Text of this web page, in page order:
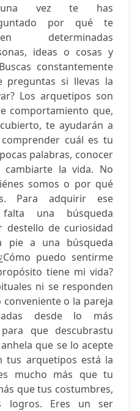
vez te has
por qué te
determinadas
ideas o cosas y
constantemente
preguntas si llevas la
Los arquetipos son
comportamiento que,
te ayudarán a
cuál es tu
palabras, conocer
la vida. No
somos o por qué
Para adquirir ese
una búsqueda
destello de curiosidad
pie a una búsqueda
puedo sentirme
tiene mi vida?
ni se responden
o la pareja
desde lo más
que descubrastu
que se lo acepte
tus arquetipos está la
mucho más que tu
que tus costumbres,
logros. Eres un ser